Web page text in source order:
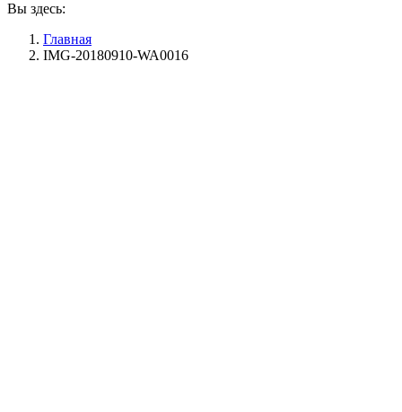
Вы здесь:
Главная
IMG-20180910-WA0016